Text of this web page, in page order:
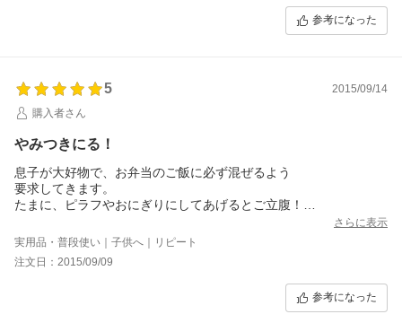
参考になった
5
2015/09/14
購入者さん
やみつきにる！
息子が大好物で、お弁当のご飯に必ず混ぜるよう
要求してきます。
たまに、ピラフやおにぎりにしてあげるとご立腹！
のようです。
[注文番号：209738-20150909-0337458128]
さらに表示
実用品・普段使い｜子供へ｜リピート
注文日：2015/09/09
参考になった